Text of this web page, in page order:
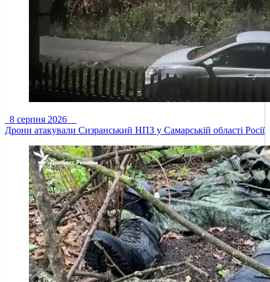
8 серпня 2026
Дрони атакували Сизранський НПЗ у Самарській області Росії